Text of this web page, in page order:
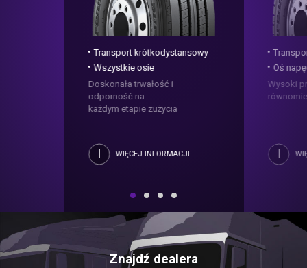
Transport krótkodystansowy
Wszystkie osie
Doskonała trwałość i
odporność na
każdym etapie zużycia
WIĘCEJ INFORMACJI
Oś
Wysoki
Znajdź dealera